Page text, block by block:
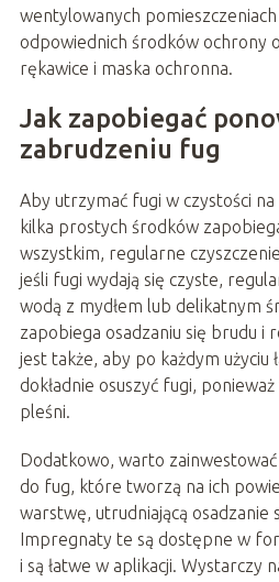
wentylowanych
odpowiednich środków ochrony
rękawice i maska ochronna.
Jak zapobiegać
zabrudzeniu fug
Aby utrzymać fugi w czystości na
kilka prostych środków
wszystkim, regularne
jeśli fugi wydają się czyste,
wodą z mydłem lub delikatnym
zapobiega osadzaniu się brudu i
jest także, aby po każdym użyciu
dokładnie osuszyć fugi,
pleśni.
Dodatkowo, warto
do fug, które tworzą na ich
warstwę, utrudniającą osadzanie
Impregnaty te są dostępne w
i są łatwe w aplikacji. Wystarczy